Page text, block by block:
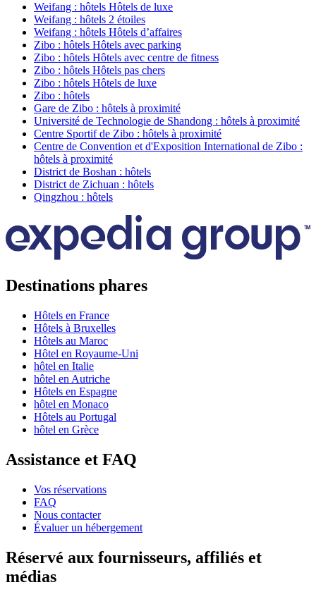
Weifang : hôtels Hôtels de luxe
Weifang : hôtels 2 étoiles
Weifang : hôtels Hôtels d’affaires
Zibo : hôtels Hôtels avec parking
Zibo : hôtels Hôtels avec centre de fitness
Zibo : hôtels Hôtels pas chers
Zibo : hôtels Hôtels de luxe
Zibo : hôtels
Gare de Zibo : hôtels à proximité
Université de Technologie de Shandong : hôtels à proximité
Centre Sportif de Zibo : hôtels à proximité
Centre de Convention et d'Exposition International de Zibo :
hôtels à proximité
District de Boshan : hôtels
District de Zichuan : hôtels
Qingzhou : hôtels
Destinations phares
Hôtels en France
Hôtels à Bruxelles
Hôtels au Maroc
Hôtel en Royaume-Uni
hôtel en Italie
hôtel en Autriche
Hôtels en Espagne
hôtel en Monaco
Hôtels au Portugal
hôtel en Grèce
Assistance et FAQ
Vos réservations
FAQ
Nous contacter
Évaluer un hébergement
Réservé aux fournisseurs, affiliés et
médias